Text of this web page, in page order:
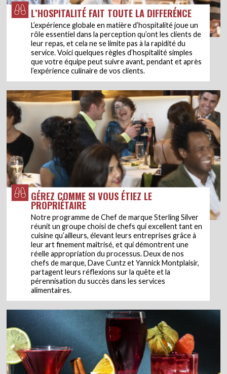
L’HOSPITALITÉ FAIT TOUTE LA DIFFERÉNCE
L’expérience globale en matière d’hospitalité joue un
rôle essentiel dans la perception qu’ont les clients de
leur repas, et cela ne se limite pas à la rapidité du
service. Voici quelques règles d’hospitalité simples
que votre équipe peut suivre avant, pendant et après
l’expérience culinaire de vos clients.
GÉREZ COMME SI VOUS ÉTIEZ LE
PROPRIÉTAIRE
Notre programme de Chef de marque Sterling Silver
réunit un groupe choisi de chefs qui excellent tant en
cuisine qu’ailleurs, élevant leurs entreprises grâce à
leur art finement maîtrisé, et qui démontrent une
réelle appropriation du processus. Deux de nos
chefs de marque, Dave Cuntz et Yannick Montplaisir,
partagent leurs réflexions sur la quête et la
pérennisation du succès dans les services
alimentaires.